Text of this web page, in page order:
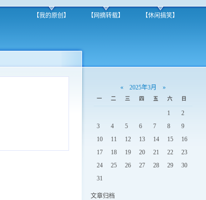
【我的原创】 【网摘转载】 【休闲搞笑】
« 2025年3月 »
一 二 三 四 五 六 日
1
2
3
4 5 6 7 8
9
10
11 12 13 14 15
16
17
18 19 20 21 22
23
24
25 26 27 28 29
30
31
文章归档